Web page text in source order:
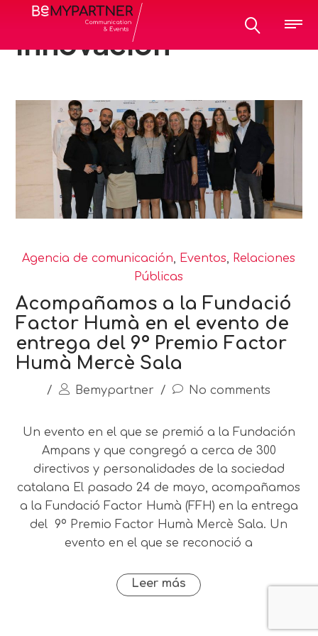
All posts tagged:
innovación
Agencia de comunicación Eventos
Relaciones
Públicas
Acompañamos a la Fundació
Factor Humà en el evento de
entrega del 9º Premio Factor
Humà Mercè Sala
/ Bemypartner / No comments
Un evento en el que se premió a la Fundación
Ampans y que congregó a cerca de 300
directivos y personalidades de la sociedad
catalana El pasado 24 de mayo, acompañamos
a la Fundació Factor Humà (FFH) en la entrega
del 9º Premio Factor Humà Mercè Sala. Un
evento en el que se reconoció a
Leer más